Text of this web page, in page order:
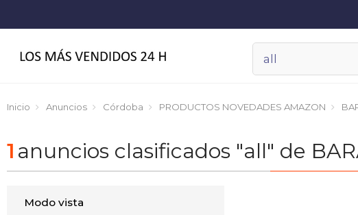
Inicio Anuncios Córdoba PRODUCTOS NOVEDADES AMAZON
1 anuncios clasificados "all" de
Modo vista